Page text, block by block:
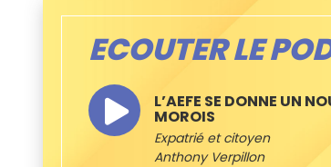
ECOUTER LE
L’AEFE SE DONNE UN
MOROIS
Expatrié et citoyen
Anthony Verpillon